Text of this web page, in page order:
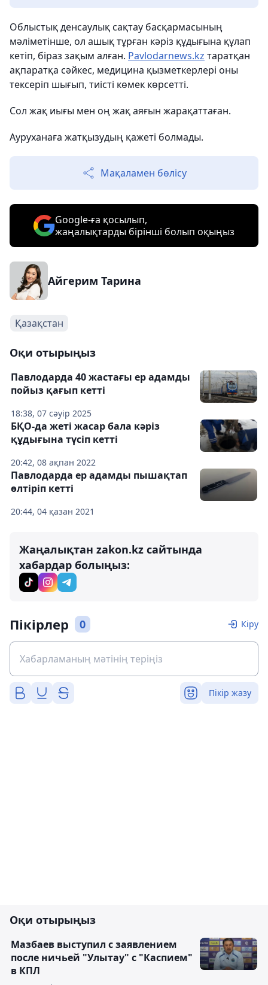
Облыстық денсаулық сақтау басқармасының
мәліметінше, ол ашық тұрған кәріз құдығына құлап
кетіп, біраз зақым алған. Рavlodarnews.kz таратқан
ақпаратқа сәйкес, медицина қызметкерлері оны
тексеріп шығып, тиісті көмек көрсетті.
Сол жақ иығы мен оң жақ аяғын жарақаттаған.
Ауруханаға жатқызудың қажеті болмады.
Мақаламен бөлісу
Google-ға қосылып,
жаңалықтарды бірінші болып оқыңыз
Айгерим Тарина
Қазақстан
Оқи отырыңыз
18:38, 07 сәуір 2025
Павлодарда 40 жастағы ер адамды
пойыз қағып кетті
20:42, 08 ақпан 2022
БҚО-да жеті жасар бала кәріз
құдығына түсіп кетті
20:44, 04 қазан 2021
Павлодарда ер адамды пышақтап
өлтіріп кетті
Жаңалықтан zakon.kz сайтында
хабардар болыңыз:
Пікірлер 0 Кіру
Пікір жазу
Оқи отырыңыз
Мазбаев выступил с заявлением
после ничьей "Улытау" с "Каспием"
в КПЛ